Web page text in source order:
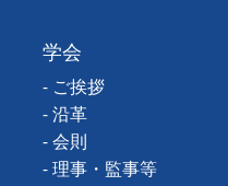
学会
- ご挨拶
- 沿革
- 会則
- 理事・監事等